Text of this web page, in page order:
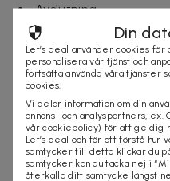
Avslutning
Träningspaket,
Det här passar dig bäst
tidigare, du har ditt
hjälp på traven för att få
grunderna i spelet.
Utbildningsmaterial -
att bli en bättre
Din
Let’s deal använder cookies
personalisera vår tjänst och
fortsätta använda våra tjänster
cookies.
Vi delar information om din
annons- och analyspartners, ex.
vår cookiepolicy) för att ge dig
Let’s deal och för att förstå hur
samtycker till detta klickar du
samtycker kan du tacka nej i
återkalla ditt samtycke längst